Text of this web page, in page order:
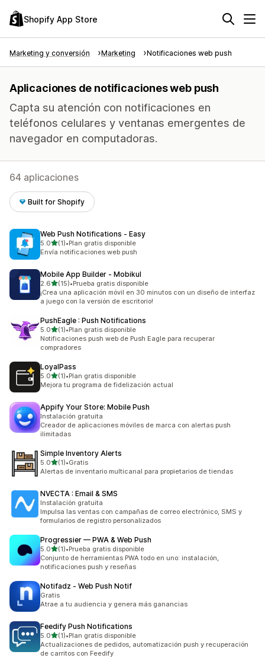
Shopify App Store
Marketing y conversión Marketing Notificaciones web push
Aplicaciones de notificaciones web push
Capta su atención con notificaciones en
teléfonos celulares y ventanas emergentes de
navegador en computadoras.
64 aplicaciones
Built for Shopify
Web Push Notifications ‑ Easy
5.0de 5 estrellas
(1)
1 reseñas en total
•Plan gratis disponible
Envía notificaciones web push
Mobile App Builder ‑ Mobikul
2.6de 5 estrellas
(15)
15 reseñas en total
•Prueba gratis disponible
¡Crea una aplicación móvil en 30 minutos con un diseño de interfaz
a juego con la versión de escritorio!
PushEagle : Push Notifications
5.0de 5 estrellas
(1)
1 reseñas en total
•Plan gratis disponible
Notificaciones push web de Push Eagle para recuperar
compradores
LoyalPass
5.0de 5 estrellas
(1)
1 reseñas en total
•Plan gratis disponible
Mejora tu programa de fidelización actual
Appify Your Store: Mobile Push
Instalación gratuita
Creador de aplicaciones móviles de marca con alertas push
ilimitadas
Simple Inventory Alerts
5.0de 5 estrellas
(1)
1 reseñas en total
•Gratis
Alertas de inventario multicanal para propietarios de tiendas
NVECTA : Email & SMS
Instalación gratuita
Impulsa las ventas con campañas de correo electrónico, SMS y
formularios de registro personalizados
Progressier — PWA & Web Push
5.0de 5 estrellas
(1)
1 reseñas en total
•Prueba gratis disponible
Conjunto de herramientas PWA todo en uno: instalación,
notificaciones push y reseñas
Notifadz ‑ Web Push Notif
Gratis
Atrae a tu audiencia y genera más ganancias
Feedify Push Notifications
5.0de 5 estrellas
(1)
1 reseñas en total
•Plan gratis disponible
Actualizaciones de pedidos, automatización push y recuperación
de carritos con Feedify